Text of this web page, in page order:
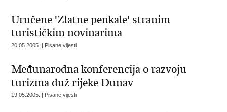
Uručene 'Zlatne penkale' stranim
turističkim novinarima
20.05.2005. | Pisane vijesti
Međunarodna konferencija o razvoju
turizma duž rijeke Dunav
19.05.2005. | Pisane vijesti